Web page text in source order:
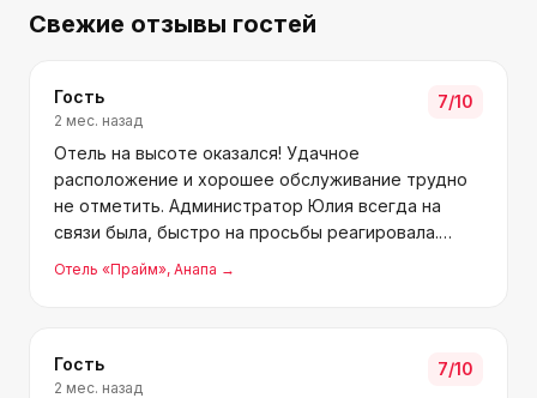
Свежие отзывы гостей
Гость
2 мес. назад
7/10
Отель на высоте оказался! Удачное
расположение и хорошее обслуживание трудно
не отметить. Администратор Юлия всегда на
связи была, быстро на просьбы реагировала.
Бассейн с подогревом, чистят его каждый день,
приятно удивил. В номерах чисто и уютно. С
Отель «Прайм», Анапа →
Гость
2 мес. назад
7/10